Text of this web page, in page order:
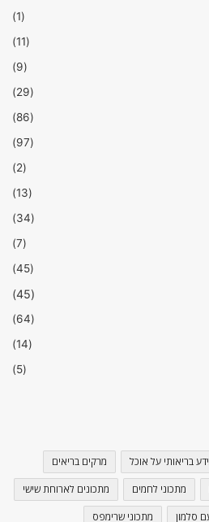
(1)
(11)
(9)
(29)
(86)
(97)
(2)
(13)
(34)
(7)
(45)
(45)
(64)
(14)
(5)
בריאותי על אוכל מרקים בריאים
מתכוני לחמים מתכונים לארוחת שישי
סלמון מתכוני שרימפס